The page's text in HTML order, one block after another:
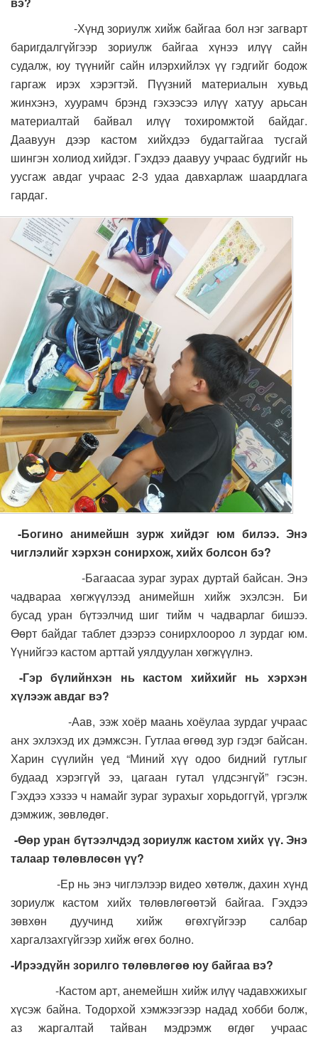
-Хүнд зориулж хийж байгаа бол нэг загварт
баригдалгүйгээр зориулж байгаа хүнээ илүү сайн
судалж, юу түүнийг сайн илэрхийлэх үү гэдгийг бодож
гаргаж ирэх хэрэгтэй. Пүүзний материалын хувьд
жинхэнэ, хуурамч брэнд гэхээсээ илүү хатуу арьсан
материалтай байвал илүү тохиромжтой байдаг.
Даавуун дээр кастом хийхдээ будагтайгаа тусгай
шингэн холиод хийдэг. Гэхдээ даавуу учраас будгийг нь
уусгаж авдаг учраас 2-3 удаа давхарлаж шаардлага
гардаг.
-Богино анимейшн зурж хийдэг юм билээ. Энэ
чиглэлийг хэрхэн сонирхож, хийх болсон бэ?
-Багаасаа зураг зурах дуртай байсан. Энэ
чадвараа хөгжүүлээд анимейшн хийж эхэлсэн. Би
бусад уран бүтээлчид шиг тийм ч чадварлаг бишээ.
Өөрт байдаг таблет дээрээ сонирхлоороо л зурдаг юм.
Үүнийгээ кастом арттай уялдуулан хөгжүүлнэ.
-Гэр бүлийнхэн нь кастом хийхийг нь хэрхэн
хүлээж авдаг вэ?
-Аав, ээж хоёр маань хоёулаа зурдаг учраас
анх эхлэхэд их дэмжсэн. Гутлаа өгөөд зур гэдэг байсан.
Харин сүүлийн үед “Миний хүү одоо бидний гутлыг
будаад хэрэггүй ээ, цагаан гутал үлдсэнгүй” гэсэн.
Гэхдээ хэзээ ч намайг зураг зурахыг хорьдоггүй, үргэлж
дэмжиж, зөвлөдөг.
-Өөр уран бүтээлчдэд зориулж кастом хийх үү. Энэ
талаар төлөвлөсөн үү?
-Ер нь энэ чиглэлээр видео хөтөлж, дахин хүнд
зориулж кастом хийх төлөвлөгөөтэй байгаа. Гэхдээ
зөвхөн дуучинд хийж өгөхгүйгээр салбар
харгалзахгүйгээр хийж өгөх болно.
-Ирээдүйн зорилго төлөвлөгөө юу байгаа вэ?
-Кастом арт, анемейшн хийж илүү чадавхжихыг
хүсэж байна. Тодорхой хэмжээгээр надад хобби болж,
аз жаргалтай тайван мэдрэмж өгдөг учраас